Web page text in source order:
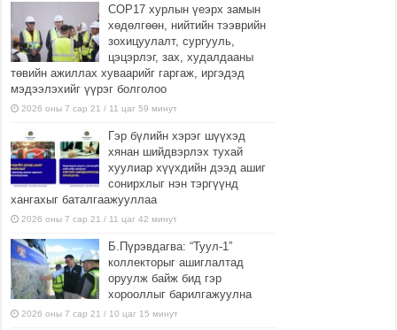
COP17 хурлын үеэрх замын
хөдөлгөөн, нийтийн тээврийн
зохицуулалт, сургууль,
цэцэрлэг, зах, худалдааны
төвийн ажиллах хуваарийг гаргаж, иргэдэд
мэдээлэхийг үүрэг болголоо
2026 оны 7 сар 21 / 11 цаг 59 минут
Гэр бүлийн хэрэг шүүхэд
хянан шийдвэрлэх тухай
хуулиар хүүхдийн дээд ашиг
сонирхлыг нэн тэргүүнд
хангахыг баталгаажууллаа
2026 оны 7 сар 21 / 11 цаг 42 минут
Б.Пүрэвдагва: “Туул-1”
коллекторыг ашиглалтад
оруулж байж бид гэр
хорооллыг барилгажуулна
2026 оны 7 сар 21 / 10 цаг 15 минут